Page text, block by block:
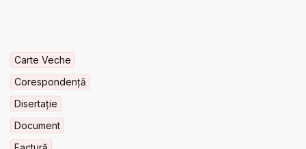
Carte Veche
Corespondență
Disertație
Document